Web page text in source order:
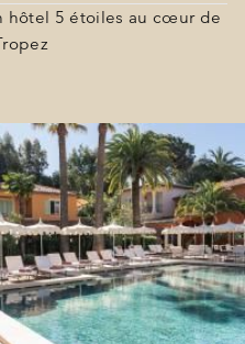
hôtel 5 étoiles au cœur de